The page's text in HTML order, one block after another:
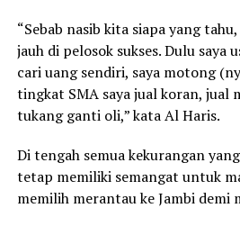
“Sebab nasib kita siapa yang
jauh di pelosok sukses. Dulu saya
cari uang sendiri, saya motong
tingkat SMA saya jual koran, jual
tukang ganti oli,” kata Al Haris.
Di tengah semua kekurangan
tetap memiliki semangat untuk
memilih merantau ke Jambi demi